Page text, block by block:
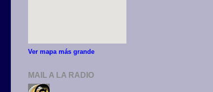
Ver mapa más grande
MAIL A LA RADIO